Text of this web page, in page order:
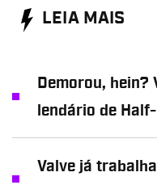
LEIA MAIS
Demorou, hein?
lendário de
Valve já